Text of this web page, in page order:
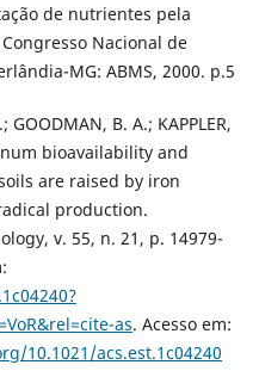
de nutrientes pela
Nacional de
MG: ABMS, 2000. p.5
GOODMAN, B. A.; KAPPLER,
bioavailability and
are raised by iron
production.
v. 55, n. 21, p. 14979-
as. Acesso em:
10.1021/acs.est.1c04240